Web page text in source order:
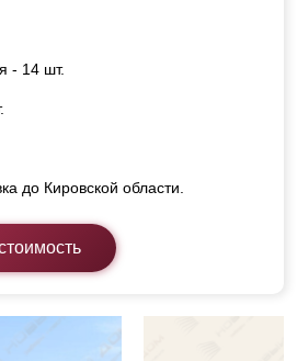
- 14 шт.
до Кировской области.